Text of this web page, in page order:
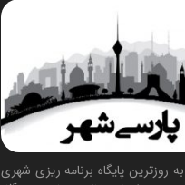
روزترین پایگاه برنامه ریزی شهری